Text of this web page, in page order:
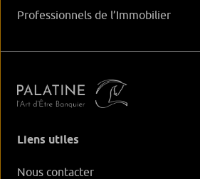
Professionnels de l’Immobilier
Liens utiles
Nous contacter